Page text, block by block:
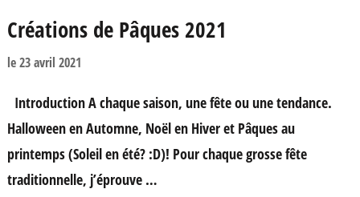
Créations de Pâques 2021
le23 avril 2021
Introduction A chaque saison, une fête ou une tendance.
Halloween en Automne, Noël en Hiver et Pâques au
printemps (Soleil en été? :D)! Pour chaque grosse fête
traditionnelle, j’éprouve …